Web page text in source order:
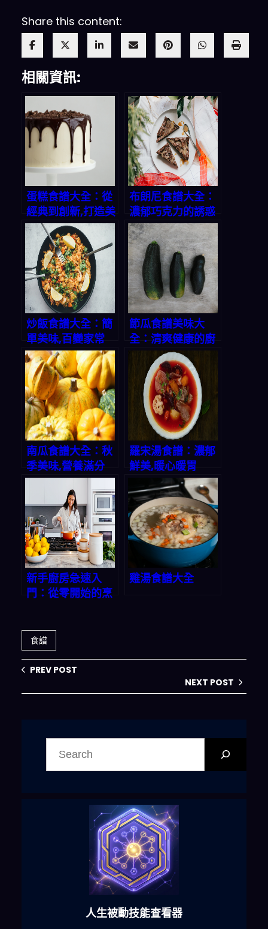
Share this content:
相關資訊:
蛋糕食譜大全：從
經典到創新,打造美
味甜蜜時光
布朗尼食譜大全：
濃郁巧克力的誘惑
炒飯食譜大全：簡
單美味,百變家常
節瓜食譜美味大
全：清爽健康的廚
房寶藏
南瓜食譜大全：秋
季美味,營養滿分
羅宋湯食譜：濃郁
鮮美,暖心暖胃
新手廚房急速入
門：從零開始的烹
雞湯食譜大全
食譜
PREV POST
NEXT POST
六合彩發達神器